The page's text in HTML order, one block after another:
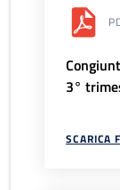
3°
SCARICA